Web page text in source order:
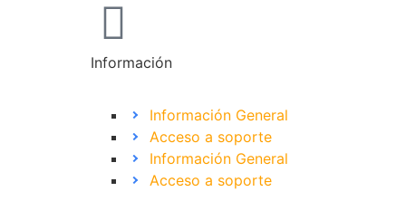
Información
Información General
Acceso a soporte
Información General
Acceso a soporte